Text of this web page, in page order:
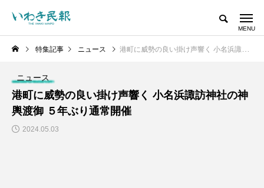
特集記事 ニュース 港町に威勢の良い掛け声響く 小名浜諏訪神社の神輿渡御 ５年ぶり通常開催
ニュース
港町に威勢の良い掛け声響く 小名浜諏訪神社の神
輿渡御 ５年ぶり通常開催
2024.05.03